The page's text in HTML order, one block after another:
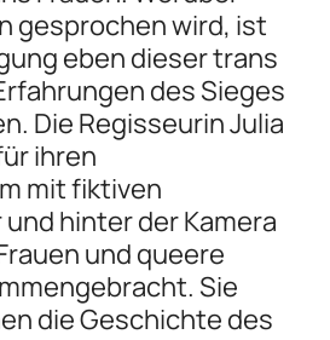
gesprochen wird, ist
eben dieser trans
des Sieges
Die Regisseurin Julia
ihren
mit fiktiven
hinter der Kamera
und queere
Sie
die Geschichte des